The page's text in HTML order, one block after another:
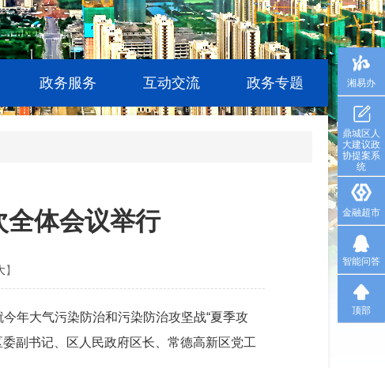
政务服务 互动交流 政务专题
全体会议举行
】
年大气污染防治和污染防治攻坚战“夏季攻
副书记、区人民政府区长、常德高新区党工
湘易办
鼎城区人
大建议政
协提案系
统
金融超市
智能问答
顶部